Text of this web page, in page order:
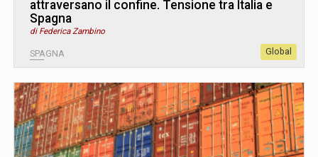
attraversano il confine. Tensione tra Italia e
Spagna
di Federica Zambino
SPAGNA Global